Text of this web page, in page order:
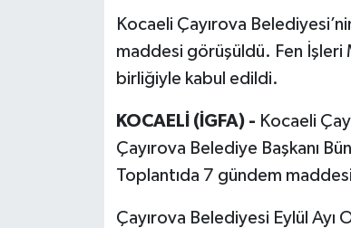
Kocaeli Çayırova
maddesi görüşüldü. Fen İşleri
birliğiyle kabul edildi.
KOCAELİ (İGFA) - Kocaeli
Çayırova Belediye Başkanı
Toplantıda 7 gündem
Çayırova Belediyesi Eylül Ayı